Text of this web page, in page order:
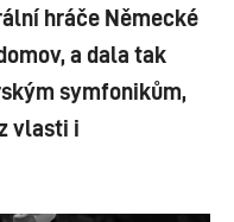
hráče Německé
a dala tak
symfonikům,
vlasti i